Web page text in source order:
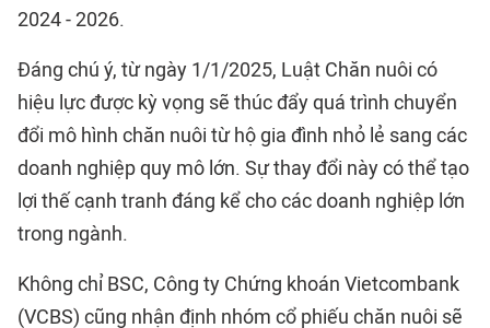
2024 - 2026.
Đáng chú ý, từ ngày 1/1/2025, Luật Chăn nuôi có
hiệu lực được kỳ vọng sẽ thúc đẩy quá trình chuyển
đổi mô hình chăn nuôi từ hộ gia đình nhỏ lẻ sang các
doanh nghiệp quy mô lớn. Sự thay đổi này có thể tạo
lợi thế cạnh tranh đáng kể cho các doanh nghiệp lớn
trong ngành.
Không chỉ BSC, Công ty Chứng khoán Vietcombank
(VCBS) cũng nhận định nhóm cổ phiếu chăn nuôi sẽ